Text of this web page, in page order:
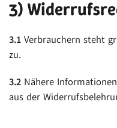
3)
3.1 Verbrauchern steht
zu.
3.2 Nähere
aus der